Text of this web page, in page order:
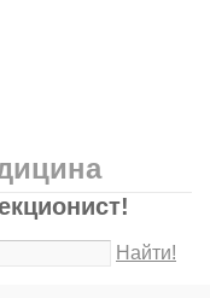
Найти!